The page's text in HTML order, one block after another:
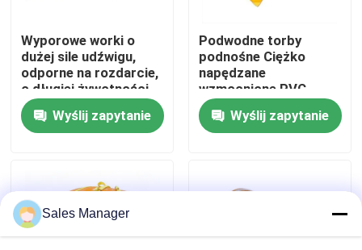
Kontrola jakości
Poprosić o wycenę
Poduszki powietrzne do ratowania na morzu
Nadmuchiwane morskie poduszki powietrzne
Wyporowe worki o
dużej sile udźwigu,
odporne na rozdarcie,
o długiej żywotności
Wyślij zapytanie
Podwodne torby
podnośne Ciężko
napędzane
wzmocnione PVC
Wysoka pływalność
Łatwe nadmuchiwanie
Wyślij zapytanie
Sales Manager